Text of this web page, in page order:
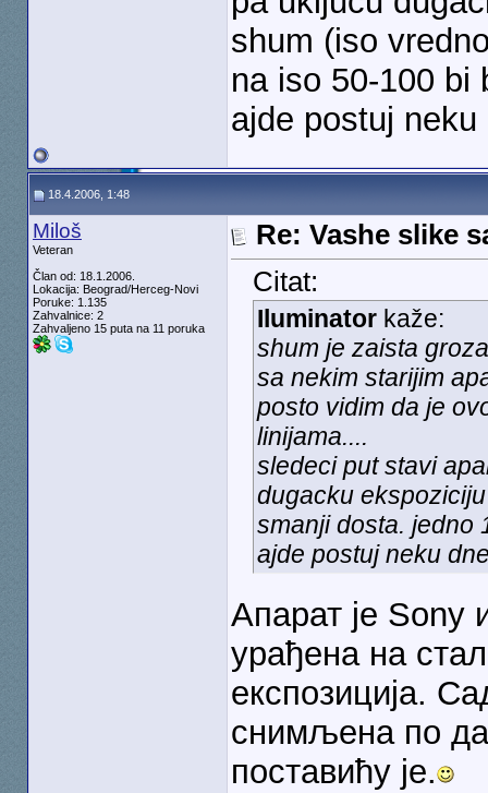
shum (iso
na iso 50-100 bi
ajde postuj
18.4.2006, 1:48
Miloš
Veteran
Član od: 18.1.2006.
Lokacija: Beograd/Herceg-Novi
Poruke: 1.135
Zahvalnice: 2
Zahvaljeno 15 puta na 11 poruka
Re: Vashe slike
Citat:
Iluminatorkaže:
shum je zaista
sa nekim starijim
posto vidim da je
linijama....
sledeci put stavi
dugacku
smanji dosta. jedno
ajde postuj neku
Апарат је Sony
урађена на
експозиција.
снимљена по
поставићу је.